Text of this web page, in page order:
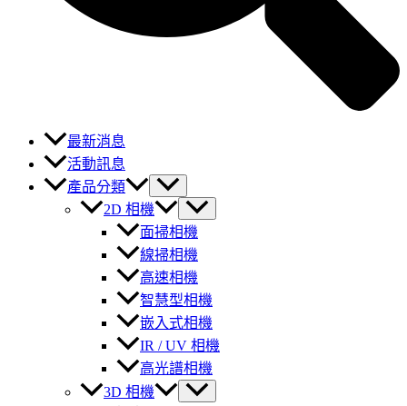
最新消息
活動訊息
產品分類
2D 相機
面掃相機
線掃相機
高速相機
智慧型相機
嵌入式相機
IR / UV 相機
高光譜相機
3D 相機